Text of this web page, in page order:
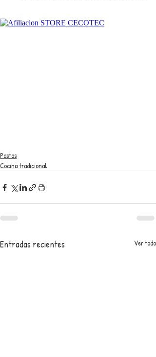
Pastas
Cocina tradicional
Entradas recientes Ver todo